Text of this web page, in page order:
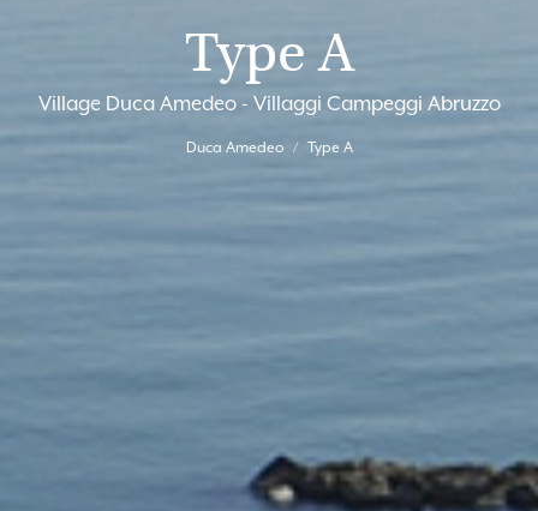
Type A
Village Duca Amedeo - Villaggi Campeggi Abruzzo
Duca Amedeo Type A